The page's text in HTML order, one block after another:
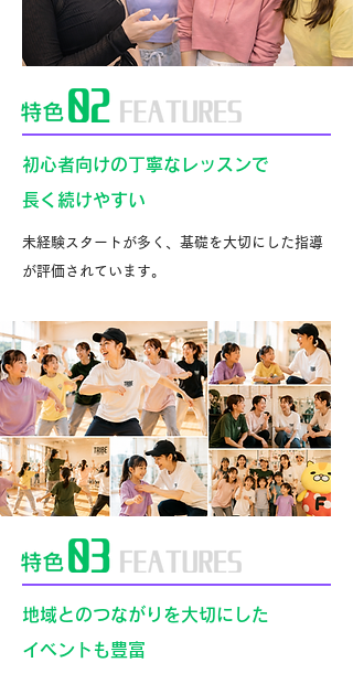
初心者向けの丁寧なレッスンで
長く続けやすい
未経験スタートが多く、基礎を大切にした指導
が評価されています。
地域とのつながりを大切にした
イベントも豊富